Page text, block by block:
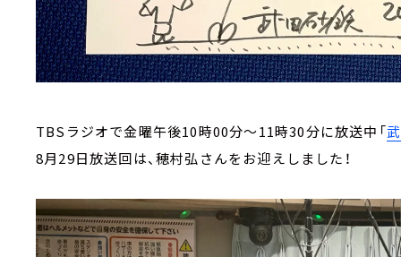
TBSラジオで金曜午後10時00分～11時30分に放送中「
8月29日放送回は、穂村弘さんをお迎えしました！